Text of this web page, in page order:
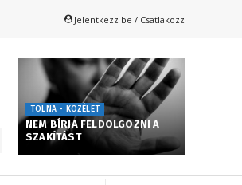
Jelentkezz be / Csatlakozz
TOLNA - KÖZÉLET
NEM BÍRJA FELDOLGOZNI A
SZAKÍTÁST